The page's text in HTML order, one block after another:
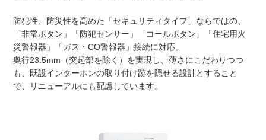
防犯性、防災性を高めた「セキュリティタイプ」ならではの、
「非常ボタン」「防犯センサー」「コールボタン」「住宅用火
災警報器」「ガス・CO警報器」接続に対応。
奥行23.5mm（突起部を除く）を実現し、薄さにこだわりつつ
も、既設インターホンの取り付け跡を隠せる設計とすること
で、リニューアルにも配慮しています。